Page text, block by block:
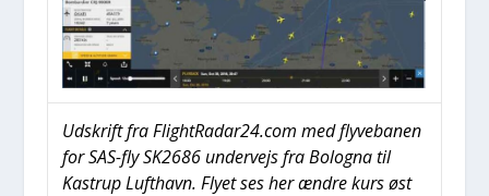
Udskrift fra FlightRadar24.com med fly­ve­ba­nen
for SAS-fly SK2686 under­vejs fra Bolog­na til
Kastrup Luft­havn. Fly­et ses her ændre kurs øst